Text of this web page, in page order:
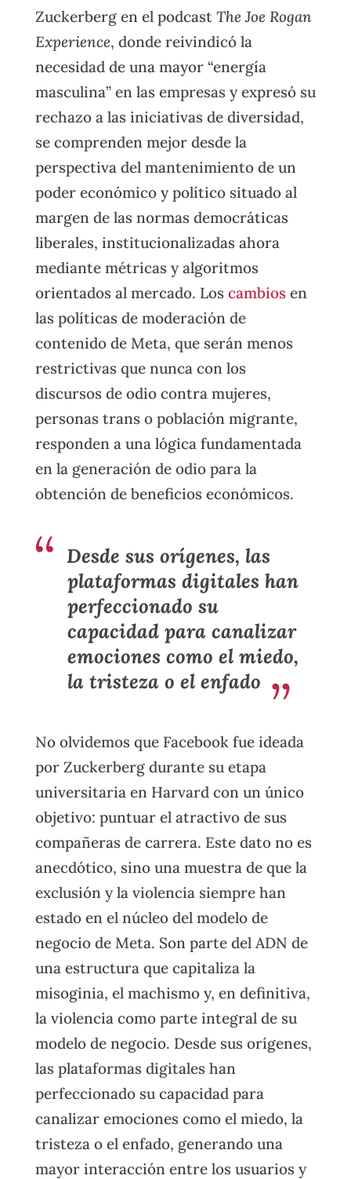
Zuckerberg en el podcast The Joe Rogan
Experience, donde reivindicó la
necesidad de una mayor “energía
masculina” en las empresas y expresó su
rechazo a las iniciativas de diversidad,
se comprenden mejor desde la
perspectiva del mantenimiento de un
poder económico y político situado al
margen de las normas democráticas
liberales, institucionalizadas ahora
mediante métricas y algoritmos
orientados al mercado. Los cambiosen
las políticas de moderación de
contenido de Meta, que serán menos
restrictivas que nunca con los
discursos de odio contra mujeres,
personas trans o población migrante,
responden a una lógica fundamentada
en la generación de odio para la
obtención de beneficios económicos.
Desde sus orígenes, las
plataformas digitales han
perfeccionado su
capacidad para canalizar
emociones como el miedo,
la tristeza o el enfado
No olvidemos que Facebook fue ideada
por Zuckerberg durante su etapa
universitaria en Harvard con un único
objetivo: puntuar el atractivo de sus
compañeras de carrera. Este dato no es
anecdótico, sino una muestra de que la
exclusión y la violencia siempre han
estado en el núcleo del modelo de
negocio de Meta. Son parte del ADN de
una estructura que capitaliza la
misoginia, el machismo y, en definitiva,
la violencia como parte integral de su
modelo de negocio. Desde sus orígenes,
las plataformas digitales han
perfeccionado su capacidad para
canalizar emociones como el miedo, la
tristeza o el enfado, generando una
mayor interacción entre los usuarios y